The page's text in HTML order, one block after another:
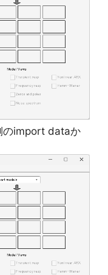
import dataか